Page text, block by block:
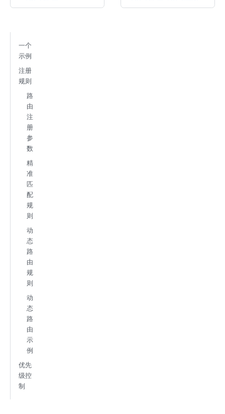
一个
示例
注册
规则
路
由
注
册
参
数
精
准
匹
配
规
则
动
态
路
由
规
则
动
态
路
由
示
例
优先
级控
制